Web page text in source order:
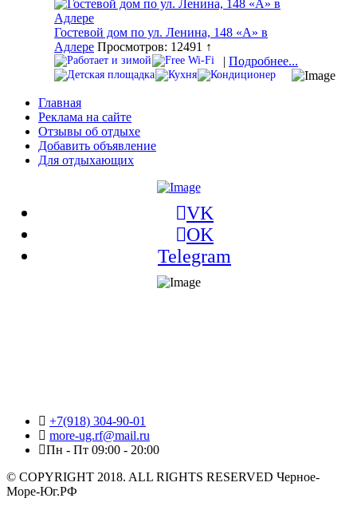
Гостевой дом по ул. Ленина, 148 «А» в
Адлере Просмотров: 12491 ↑
| Подробнее...
Главная
Реклама на сайте
Отзывы об отдыхе
Добавить объявление
Для отдыхающих
VK
OK
Telegram
+7(918) 304-90-01
more-ug.rf@mail.ru
Пн - Пт 09:00 - 20:00
© COPYRIGHT 2018. ALL RIGHTS RESERVED Черное-
Море-Юг.РФ